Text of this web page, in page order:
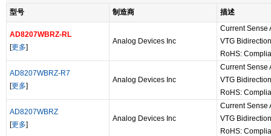
型号 制造商 描述
AD8207WBRZ-RL
[更多]
Analog Devices Inc
Current Sense
VTG
RoHS:
AD8207WBRZ-R7
[更多]
Analog Devices Inc
Current Sense
VTG
RoHS:
AD8207WBRZ
[更多]
Analog Devices Inc
Current Sense
VTG
RoHS: